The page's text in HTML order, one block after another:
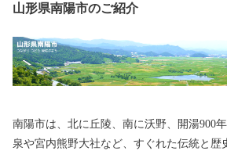
山形県南陽市のご紹介
南陽市は、北に丘陵、南に沃野、開湯900
泉や宮内熊野大社など、すぐれた伝統と歴